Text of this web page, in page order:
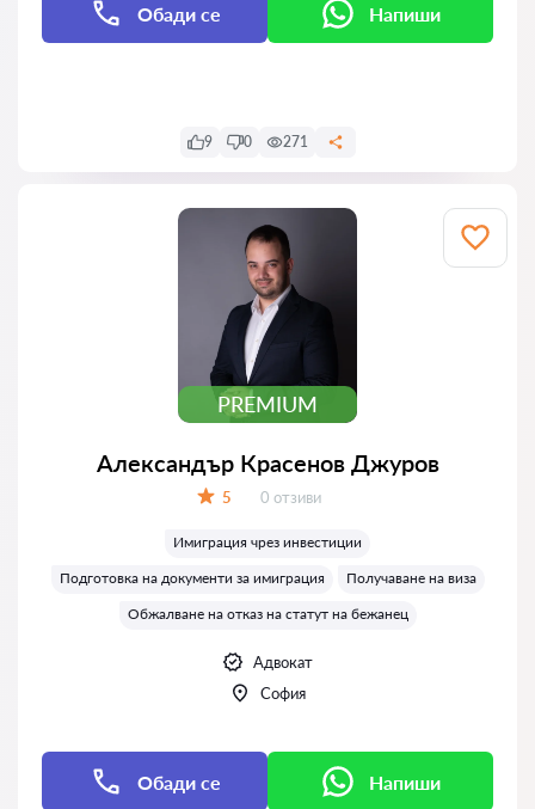
Обади се Напиши
9 0 271
PREMIUM
Александър Красенов Джуров
5 Отзиви:
0 отзиви
Имиграция чрез инвестиции
Подготовка на документи за имиграция
Получаване на виза
Обжалване на отказ на статут на бежанец
Адвокат
София
Обади се Напиши